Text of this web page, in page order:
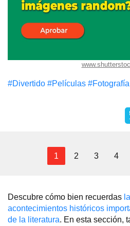
#Divertido #Películas #Fotografía
1 2 3 4
Descubre cómo bien recuerdas
acontecimientos históricos
de la literatura. En esta sección,